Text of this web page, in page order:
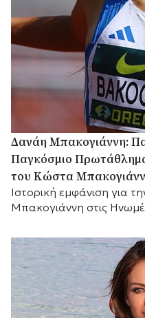
Δανάη Μπακογιάννη:
Παγκόσμιο
του Κώστα
Ιστορική εμφάνιση για
Μπακογιάννη στις